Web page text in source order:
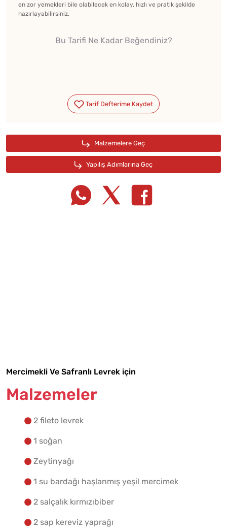
en zor yemekleri bile olabilecek en kolay, hızlı ve pratik şekilde
hazırlayabilirsiniz.
Bu Tarifi Ne Kadar Beğendiniz?
Mercimekli Ve Safranlı Levrek için
Malzemeler
2 fileto levrek
1 soğan
Zeytinyağı
1 su bardağı haşlanmış yeşil mercimek
2 salçalık kırmızıbiber
2 sap kereviz yaprağı